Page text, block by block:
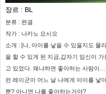
장르 : BL
분류 : 완결
작가 : 나카노 요시오
소개 : [나, 아이를 낳을 수 있을지도 몰
을 할 수 있게 된 지금,갑자기 임신이
고 있었다. 왜냐하면 좋아하는 사람이
런 레이군이 어느 날 나에게 아이를 낳
뿐? 아니면 나를 좋아하는거야?